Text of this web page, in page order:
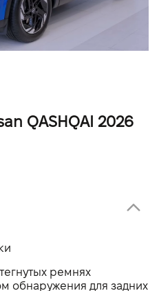
QASHQAI 2026
ремнях
обнаружения для задних